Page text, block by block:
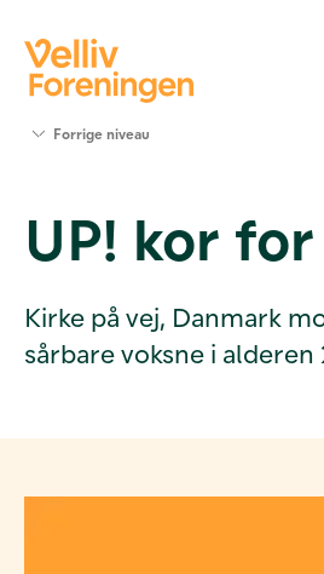
Værktøjer
og viden
Foreningen
Kontakt
os
Forrige niveau
UP! kor
Kirke på vej, Danmark
sårbare voksne i alderen